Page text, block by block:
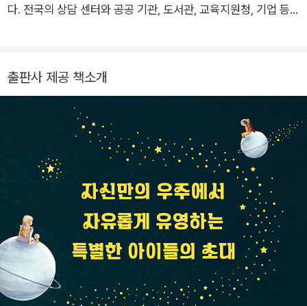
다. 전국의 상담 센터와 공공 기관, 도서관, 교육지원청, 기업 등
정서와 학습 모두에 효과적인 방법을 연구 개발하는 중이며, 현재
있습니다. 독서문화진흥 유공 국무총리표창(2017)을 수상하였
으며, 저서 《0~3세 육아, 그림책에 답이 있습니다》, 《이임숙의
결국 잘되는 우리 아이》, 《내 아이를 위한 주의력 수업》, 《상처 주
는 것도 습관이다》가 세종도서 우수교양도서로 선정되었습니다.
그 외에 《엄마의 말 공부》, 《똑똑하게 내 마음을 말하는 법》, 《초
출판사 제공 책소개